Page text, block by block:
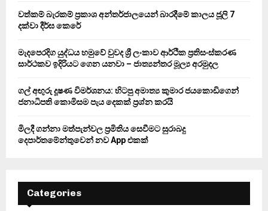
වත්කම් බැරකම් ප්‍රකාශ අන්තර්ජාලයෙන් බාරදීමේ කාලය ජූලි 7
දක්වා දීර්ඝ කෙරේ
මැදපෙරදිග යුද්ධය හමුවේ වුවද ශ්‍රී ලංකාව ආර්ථික ප්‍රතිසංස්කරණ
සාර්ථකව ඉදිරියට ගෙන යනවා – ජාත්‍යන්තර මූල්‍ය අරමුදල
ගල් අඟුරු දූෂණ විමර්ශනය: හිටපු අමාත්‍ය කුමාර ජයකොඩිගෙන්
ජනාධිපති කොමිසම පැය දෙකක් ප්‍රශ්න කරයි
මිලදී ගන්නා මත්පැන්වල ප්‍රමිතිය සෙවීමට සුරාබදු
දෙපාර්තමේන්තුවෙන් නව App එකක්
Categories